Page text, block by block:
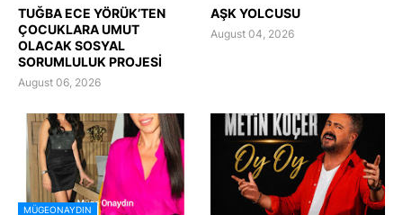
TUĞBA ECE YÖRÜK’TEN
ÇOCUKLARA UMUT
OLACAK SOSYAL
SORUMLULUK PROJESİ
August 06, 2026
AŞK YOLCUSU
August 04, 2026
MÜGEONAYDIN